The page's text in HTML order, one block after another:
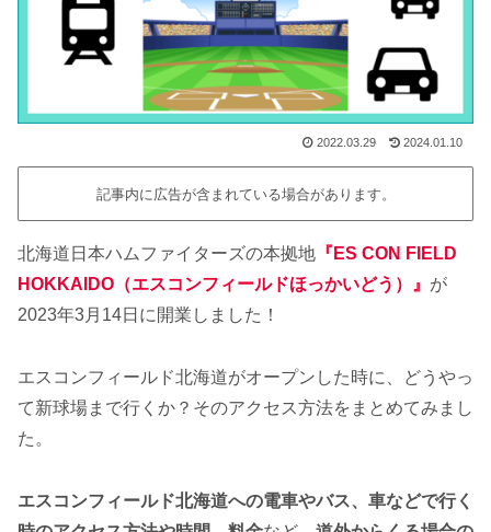
2022.03.29 2024.01.10
記事内に広告が含まれている場合があります。
北海道日本ハムファイターズの本拠地 『ES CON FIELD
HOKKAIDO（エスコンフィールドほっかいどう）』 が
2023年3月14日に開業しました！
エスコンフィールド北海道がオープンした時に、どうやっ
て新球場まで行くか？そのアクセス方法をまとめてみまし
た。
エスコンフィールド北海道への電車やバス、車などで行く